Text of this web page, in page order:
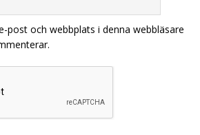
post och webbplats i denna webbläsare